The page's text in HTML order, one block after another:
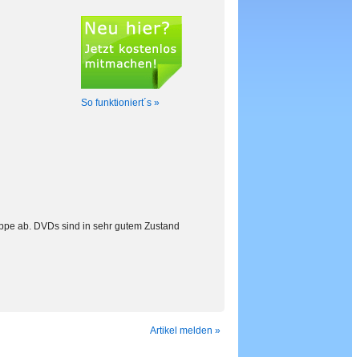
So funktioniert´s »
ab. DVDs sind in sehr gutem Zustand
Artikel melden »